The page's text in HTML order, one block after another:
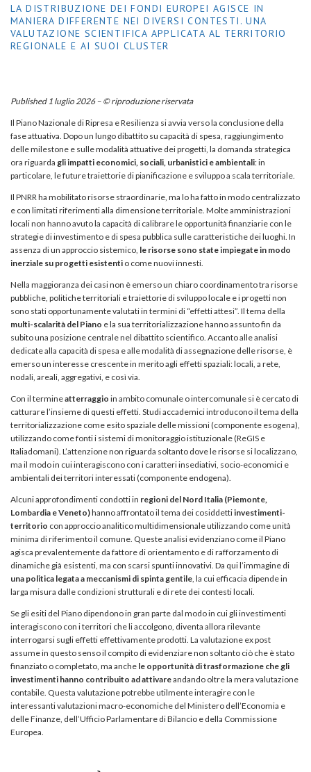
LA DISTRIBUZIONE DEI FONDI EUROPEI AGISCE IN
MANIERA DIFFERENTE NEI DIVERSI CONTESTI. UNA
VALUTAZIONE SCIENTIFICA APPLICATA AL TERRITORIO
REGIONALE E AI SUOI CLUSTER
Published 1 luglio 2026 – © riproduzione riservata
Il Piano Nazionale di Ripresa e Resilienza si avvia verso la conclusione della
fase attuativa. Dopo un lungo dibattito su capacità di spesa, raggiungimento
delle milestone e sulle modalità attuative dei progetti, la domanda strategica
ora riguarda gli impatti economici, sociali, urbanistici e ambientali: in
particolare, le future traiettorie di pianificazione e sviluppo a scala territoriale.
Il PNRR ha mobilitato risorse straordinarie, ma lo ha fatto in modo centralizzato
e con limitati riferimenti alla dimensione territoriale. Molte amministrazioni
locali non hanno avuto la capacità di calibrare le opportunità finanziarie con le
strategie di investimento e di spesa pubblica sulle caratteristiche dei luoghi. In
assenza di un approccio sistemico, le risorse sono state impiegate in modo
inerziale su progetti esistenti o come nuovi innesti.
Nella maggioranza dei casi non è emerso un chiaro coordinamento tra risorse
pubbliche, politiche territoriali e traiettorie di sviluppo locale e i progetti non
sono stati opportunamente valutati in termini di “effetti attesi”. Il tema della
multi-scalarità del Piano e la sua territorializzazione hanno assunto fin da
subito una posizione centrale nel dibattito scientifico. Accanto alle analisi
dedicate alla capacità di spesa e alle modalità di assegnazione delle risorse, è
emerso un interesse crescente in merito agli effetti spaziali: locali, a rete,
nodali, areali, aggregativi, e così via.
Con il termineatterraggio in ambito comunale o intercomunale si è cercato di
catturare l’insieme di questi effetti. Studi accademici introducono il tema della
territorializzazione come esito spaziale delle missioni (componente esogena),
utilizzando come fonti i sistemi di monitoraggio istituzionale (ReGIS e
Italiadomani). L’attenzione non riguarda soltanto dove le risorse si localizzano,
ma il modo in cui interagiscono con i caratteri insediativi, socio-economici e
ambientali dei territori interessati (componente endogena).
Alcuni approfondimenti condotti in regioni del Nord Italia (Piemonte,
Lombardia e Veneto)hanno affrontato il tema dei cosiddettiinvestimenti-
territorio con approccio analitico multidimensionale utilizzando come unità
minima di riferimento il comune. Queste analisi evidenziano come il Piano
agisca prevalentemente da fattore di orientamento e di rafforzamento di
dinamiche già esistenti, ma con scarsi spunti innovativi. Da qui l’immagine di
una politica legata a meccanismi di spinta gentile, la cui efficacia dipende in
larga misura dalle condizioni strutturali e di rete dei contesti locali.
Se gli esiti del Piano dipendono in gran parte dal modo in cui gli investimenti
interagiscono con i territori che li accolgono, diventa allora rilevante
interrogarsi sugli effetti effettivamente prodotti. La valutazione ex post
assume in questo senso il compito di evidenziare non soltanto ciò che è stato
finanziato o completato, ma anche le opportunità di trasformazione che gli
investimenti hanno contribuito ad attivareandando oltre la mera valutazione
contabile. Questa valutazione potrebbe utilmente interagire con le
interessanti valutazioni macro-economiche del Ministero dell’Economia e
delle Finanze, dell’Ufficio Parlamentare di Bilancio e della Commissione
Europea.